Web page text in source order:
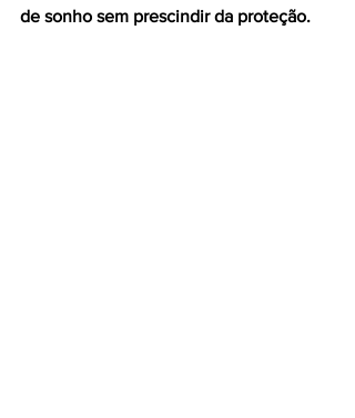
de sonho sem prescindir da proteção.